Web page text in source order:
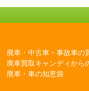
廃車・中古車・事故車の
廃車買取キャンディから
廃車・車の知恵袋